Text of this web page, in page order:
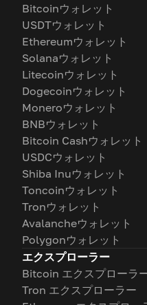
Bitcoinウォレット
USDTウォレット
Ethereumウォレット
Solanaウォレット
Litecoinウォレット
Dogecoinウォレット
Moneroウォレット
BNBウォレット
Bitcoin Cashウォレット
USDCウォレット
Shiba Inuウォレット
Toncoinウォレット
Tronウォレット
Avalancheウォレット
Polygonウォレット
エクスプローラー
Bitcoin エクスプローラ
Tron エクスプローラー